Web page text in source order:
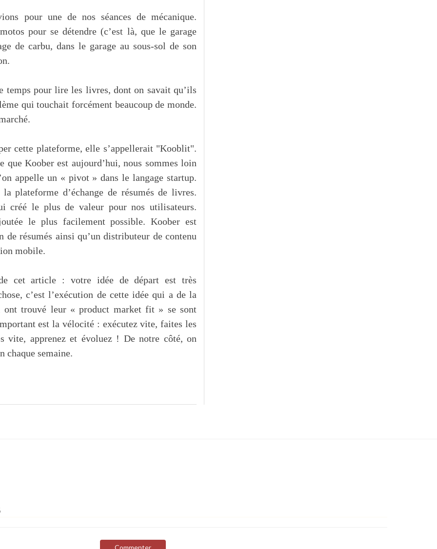
pour une de nos séances de mécanique.
pour se détendre (c’est là, que le garage
de carbu, dans le garage au sous-sol de son
temps pour lire les livres, dont on savait qu’ils
qui touchait forcément beaucoup de monde.
cette plateforme, elle s’appellerait "Kooblit".
que Koober est aujourd’hui, nous sommes loin
appelle un « pivot » dans le langage startup.
plateforme d’échange de résumés de livres.
créé le plus de valeur pour nos utilisateurs.
le plus facilement possible. Koober est
résumés ainsi qu’un distributeur de contenu
mobile.
cet article : votre idée de départ est très
c’est l’exécution de cette idée qui a de la
ont trouvé leur « product market fit » se sont
est la vélocité : exécutez vite, faites les
vite, apprenez et évoluez ! De notre côté, on
chaque semaine.
Commenter